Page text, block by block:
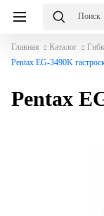
Главная Каталог
Pentax EG-3490K
Pentax